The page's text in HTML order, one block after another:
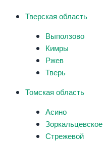
Тверская область
Выползово
Кимры
Ржев
Тверь
Томская область
Асино
Зоркальцевское
Стрежевой